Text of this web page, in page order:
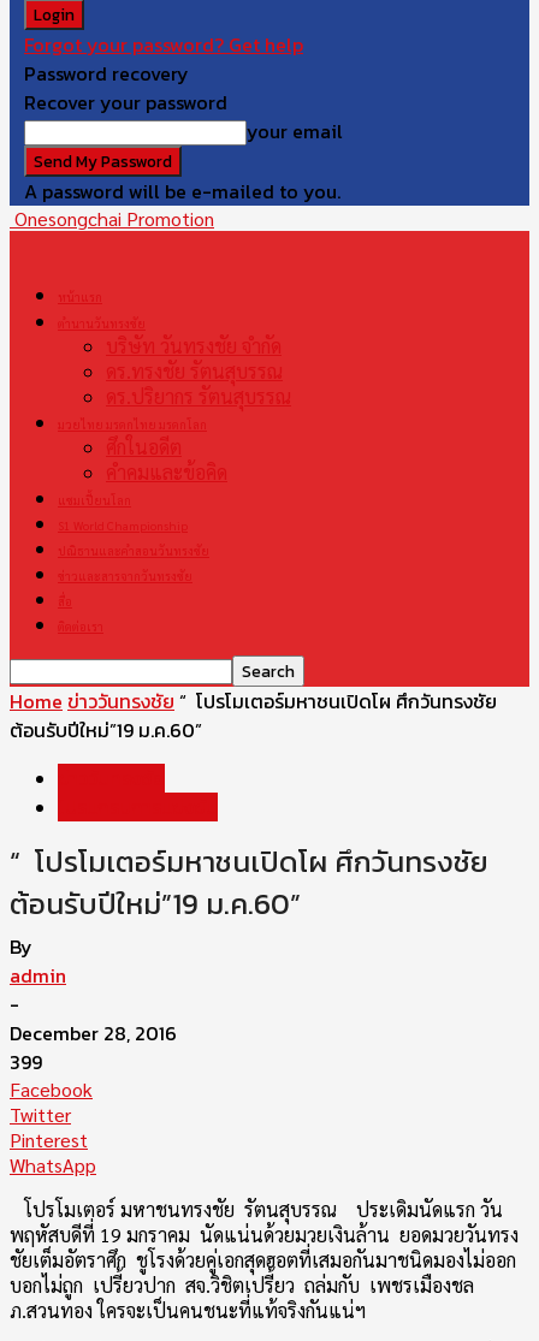
Forgot your password? Get help
Password recovery
Recover your password
your email
A password will be e-mailed to you.
Onesongchai Promotion
หน้าแรก
ตำนานวันทรงชัย
บริษัท วันทรงชัย จำกัด
ดร.ทรงชัย รัตนสุบรรณ
ดร.ปริยากร รัตนสุบรรณ
มวยไทย มรดกไทย มรดกโลก
ศึกในอดีต
คำคมและข้อคิด
แชมเปี้ยนโลก
S1 World Championship
ปณิธานและคำสอนวันทรงชัย
ข่าวและสารจากวันทรงชัย
สื่อ
ติดต่อเรา
Home ข่าววันทรงชัย “ โปรโมเตอร์มหาชนเปิดโผ ศึกวันทรงชัย
ต้อนรับปีใหม่”19 ม.ค.60”
“ โปรโมเตอร์มหาชนเปิดโผ ศึกวันทรงชัย
ต้อนรับปีใหม่”19 ม.ค.60”
By
admin
-
December 28, 2016
399
Facebook
Twitter
Pinterest
WhatsApp
โปรโมเตอร์ มหาชนทรงชัย รัตนสุบรรณ ประเดิมนัดแรก วัน
พฤหัสบดีที่ 19 มกราคม นัดแน่นด้วยมวยเงินล้าน ยอดมวยวันทรง
ชัยเต็มอัตราศึก ชูโรงด้วยคู่เอกสุดฮอตที่เสมอกันมาชนิดมองไม่ออก
บอกไม่ถูก เปรี้ยวปาก สจ.วิชิตเปรี้ยว ถล่มกับ เพชรเมืองชล
ภ.สวนทอง ใครจะเป็นคนชนะที่แท้จริงกันแน่ฯ